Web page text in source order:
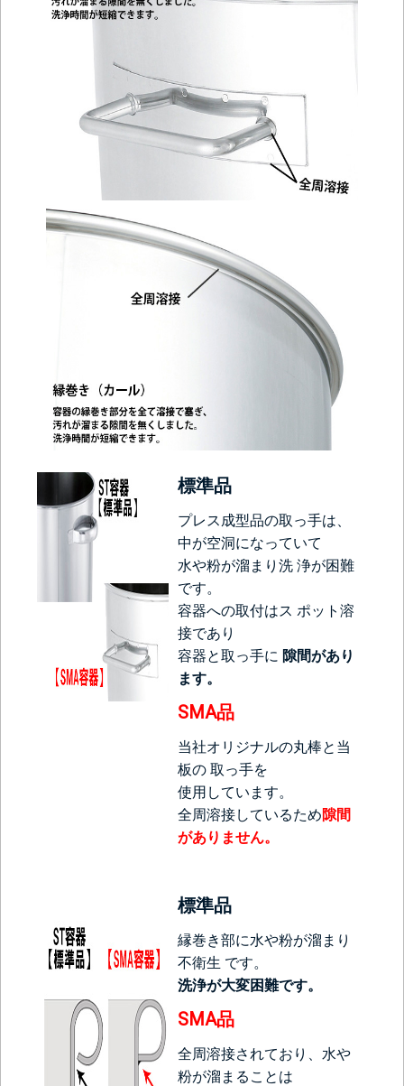
＞＞詳しくはこちらから
標準品
プレス成型品の取っ手は、
中が空洞になっていて
水や粉が溜まり洗 浄が困難
です。
容器への取付はス ポット溶
接であり
容器と取っ手に 隙間があり
ます。
SMA品
当社オリジナルの丸棒と当
板の 取っ手を
使用しています。
全周溶接しているため隙間
がありません。
標準品
縁巻き部に水や粉が溜まり
不衛生 です。
洗浄が大変困難です。
SMA品
全周溶接されており、水や
粉が溜まることは